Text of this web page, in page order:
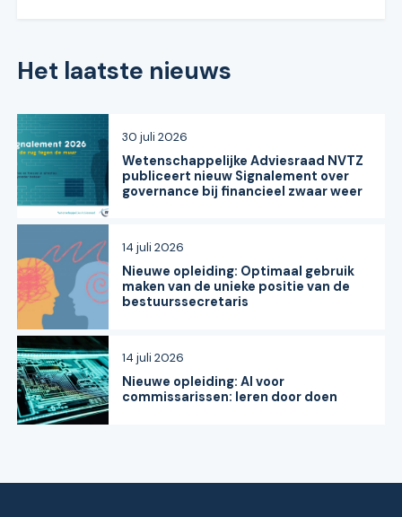
Het laatste nieuws
Wetenschappelijke Adviesraad NVTZ
publiceert nieuw Signalement over
governance bij financieel zwaar weer
30 juli 2026
Nieuwe opleiding: Optimaal gebruik
maken van de unieke positie van de
bestuurssecretaris
14 juli 2026
Nieuwe opleiding: AI voor
commissarissen: leren door doen
14 juli 2026